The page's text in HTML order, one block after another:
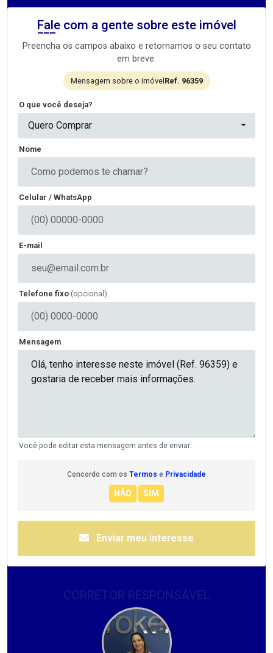
Fale com a gente sobre este imóvel
Preencha os campos abaixo e retornamos o seu contato
em breve.
Mensagem sobre o imóvelRef. 96359
O que você deseja?
Quero Comprar
Nome
Celular / WhatsApp
E-mail
Telefone fixo (opcional)
Mensagem
Você pode editar esta mensagem antes de enviar.
Concordo com os Termos e Privacidade
Enviar meu interesse